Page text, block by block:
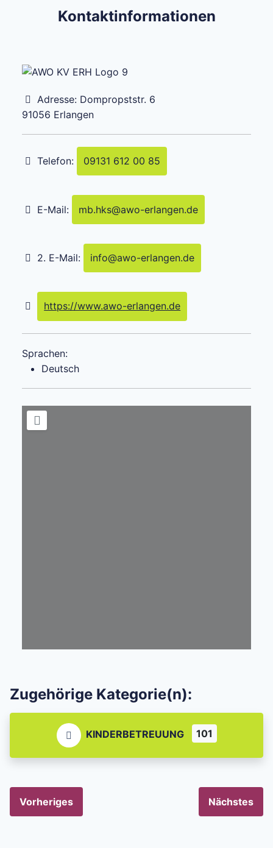
Kontaktinformationen
Adresse: Dompropststr. 6
91056 Erlangen
Telefon: 09131 612 00 85
E-Mail: mb.hks@awo-erlangen.de
2. E-Mail: info@awo-erlangen.de
https://www.awo-erlangen.de
Sprachen:
Deutsch
Zugehörige Kategorie(n):
KINDERBETREUUNG 101
Vorheriges Nächstes